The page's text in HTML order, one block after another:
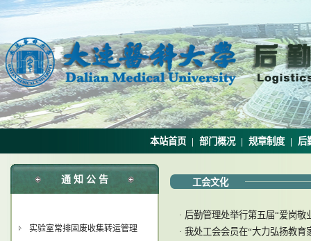
本站首页 | 部门概况 | 规章制度 | 后
通 知 公 告
实验室常排固废收集转运管理
工会文化
· 后勤管理处举行第五届“爱岗敬
· 我处工会会员在“大力弘扬教育